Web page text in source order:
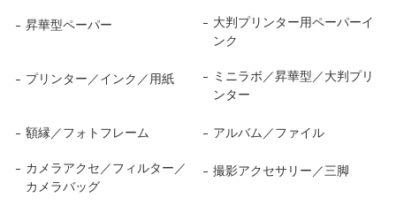
昇華型ペーパー
大判プリンター用ペーパーイ
ンク
プリンター／インク／用紙
ミニラボ／昇華型／大判プリ
ンター
額縁／フォトフレーム アルバム／ファイル
カメラアクセ／フィルター／
カメラバッグ
撮影アクセサリー／三脚